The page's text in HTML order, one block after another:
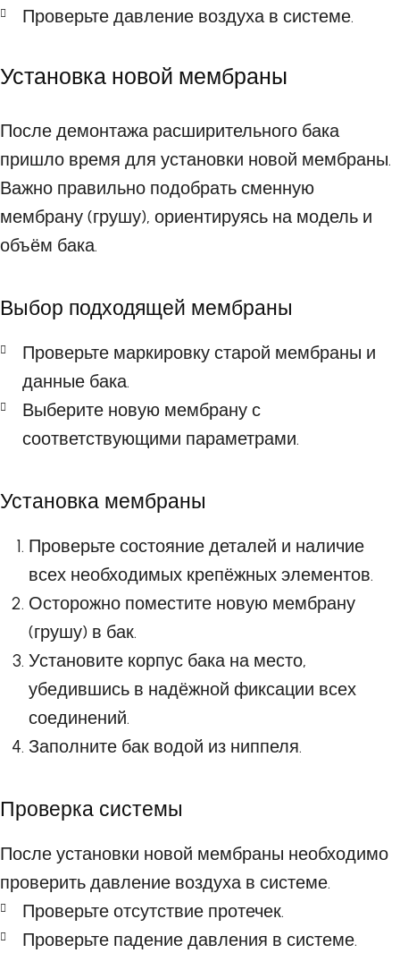
Проверьте давление воздуха в системе.
Установка новой мембраны
После демонтажа расширительного бака
пришло время для установки новой мембраны.
Важно правильно подобрать сменную
мембрану (грушу), ориентируясь на модель и
объём бака.
Выбор подходящей мембраны
Проверьте маркировку старой мембраны и
данные бака.
Выберите новую мембрану с
соответствующими параметрами.
Установка мембраны
Проверьте состояние деталей и наличие
всех необходимых крепёжных элементов.
Осторожно поместите новую мембрану
(грушу) в бак.
Установите корпус бака на место,
убедившись в надёжной фиксации всех
соединений.
Заполните бак водой из ниппеля.
Проверка системы
После установки новой мембраны необходимо
проверить давление воздуха в системе.
Проверьте отсутствие протечек.
Проверьте падение давления в системе.